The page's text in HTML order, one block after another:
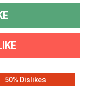
50% Dislikes